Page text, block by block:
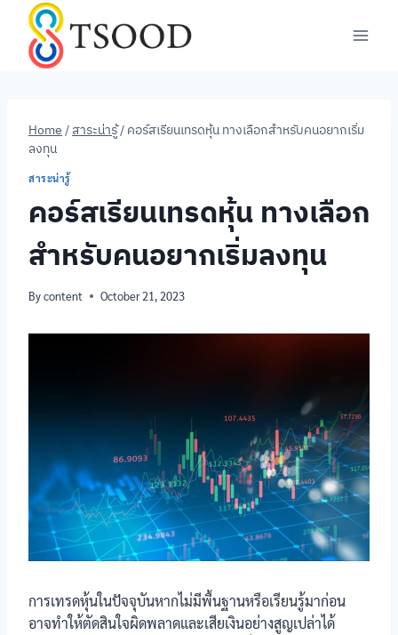
content
Home / สาระน่ารู้ / คอร์สเรียนเทรดหุ้น ทางเลือกสำหรับคนอยากเริ่ม
ลงทุน
สาระน่ารู้
คอร์สเรียนเทรดหุ้น ทางเลือก
สำหรับคนอยากเริ่มลงทุน
Bycontent October 21, 2023
การเทรดหุ้นในปัจจุบันหากไม่มีพื้นฐานหรือเรียนรู้มาก่อน
อาจทำให้ตัดสินใจผิดพลาดและเสียเงินอย่างสูญเปล่าได้